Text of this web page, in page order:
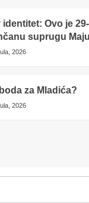
identitet: Ovo je
suprugu Maju
2026
za Mladića?
2026